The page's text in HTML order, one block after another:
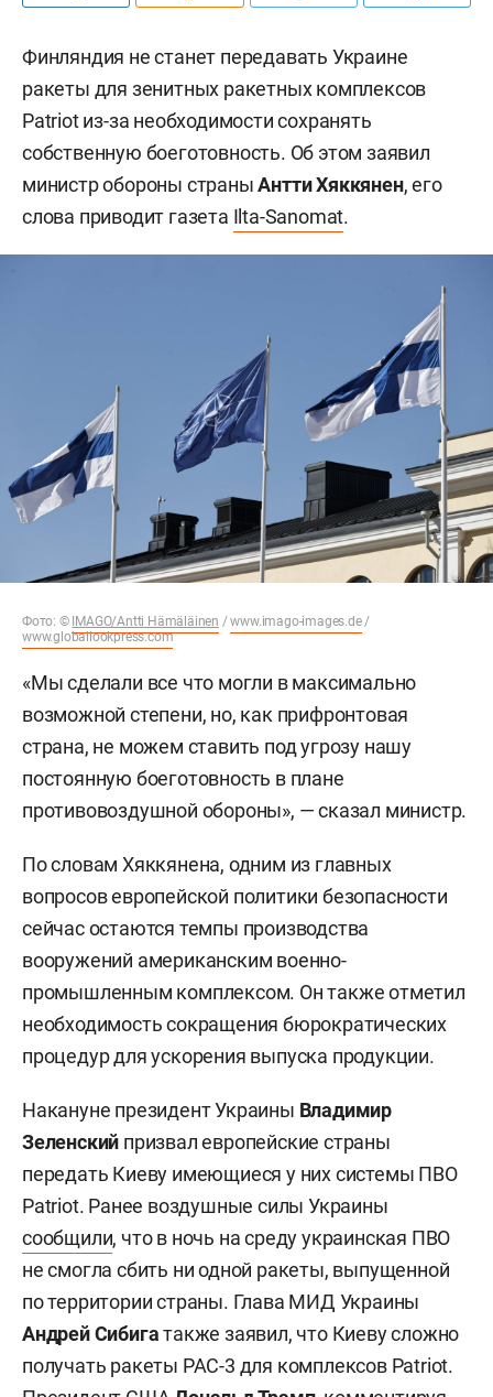
Финляндия не станет передавать Украине
ракеты для зенитных ракетных комплексов
Patriot из-за необходимости сохранять
собственную боеготовность. Об этом заявил
министр обороны страныАнтти Хяккянен, его
слова приводит газета Ilta-Sanomat.
Фото: © IMAGO/Antti Hämäläinen /www.imago-images.de/
www.globallookpress.com
«Мы сделали все что могли в максимально
возможной степени, но, как прифронтовая
страна, не можем ставить под угрозу нашу
постоянную боеготовность в плане
противовоздушной обороны», — сказал министр.
По словам Хяккянена, одним из главных
вопросов европейской политики безопасности
сейчас остаются темпы производства
вооружений американским военно-
промышленным комплексом. Он также отметил
необходимость сокращения бюрократических
процедур для ускорения выпуска продукции.
Накануне президент Украины Владимир
Зеленский призвал европейские страны
передать Киеву имеющиеся у них системы ПВО
Patriot. Ранее воздушные силы Украины
сообщили, что в ночь на среду украинская ПВО
не смогла сбить ни одной ракеты, выпущенной
по территории страны. Глава МИД Украины
Андрей Сибигатакже заявил, что Киеву сложно
получать ракеты PAC-3 для комплексов Patriot.